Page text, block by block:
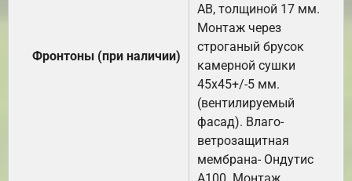
Фронтоны (при наличии)
АВ, толщиной 17 мм.
Монтаж через
строганый брусок
камерной сушки
45х45+/-5 мм.
(вентилируемый
фасад). Влаго-
ветрозащитная
мембрана- Ондутис